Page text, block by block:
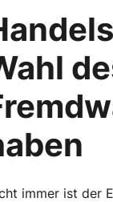
immer ist der